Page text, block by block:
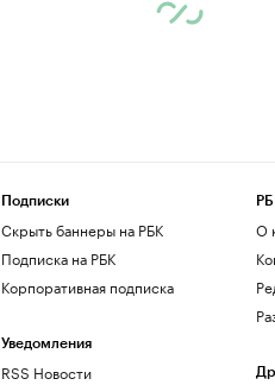
Подписки
Скрыть баннеры на РБК
Подписка на РБК
Корпоративная подписка
Уведомления
RSS Новости
О